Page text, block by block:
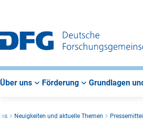
Über uns Förderung Grundlagen
Neuigkeiten und aktuelle Themen